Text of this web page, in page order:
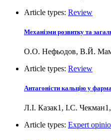
Article types: Review
Механізми розвитку та
О.О. Нефьодов, В.Й.
Article types: Review
Антагоністи кальцію у
Л.І. Казак1, І.С.
Article types: Expert